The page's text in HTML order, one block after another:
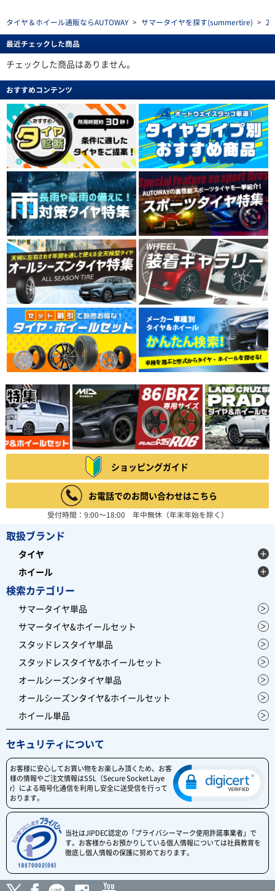
タイヤ＆ホイール通販ならAUTOWAY > サマータイヤを探す(summertire) >
最近チェックした商品
チェックした商品はありません。
おすすめコンテンツ
ショッピングガイド
お電話でのお問い合わせはこちら
受付時間：9:00～18:00 年中無休（年末年始を除く）
取扱ブランド
タイヤ
ホイール
検索カテゴリー
サマータイヤ単品
サマータイヤ&ホイールセット
スタッドレスタイヤ単品
スタッドレスタイヤ&ホイールセット
オールシーズンタイヤ単品
オールシーズンタイヤ&ホイールセット
ホイール単品
セキュリティについて
お客様に安心してお買い物をお楽しみ頂くため、お客
様の情報やご注文情報はSSL（Secure Socket Laye
r）による暗号化通信を利用し安全に送受信を行って
おります。
当社はJIPDEC認定の「プライバシーマーク使用許諾事業者」で
す。お客様からお預かりしている個人情報については社員教育を
徹底し個人情報の保護に努めております。